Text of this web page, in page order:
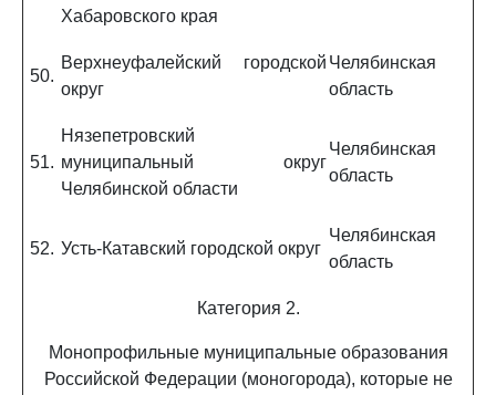
Хабаровского края
50.
Верхнеуфалейский городской
округ
Челябинская
область
51.
Нязепетровский
муниципальный округ
Челябинской области
Челябинская
область
52. Усть-Катавский городской округ
Челябинская
область
Категория 2.
Монопрофильные муниципальные образования
Российской Федерации (моногорода), которые не